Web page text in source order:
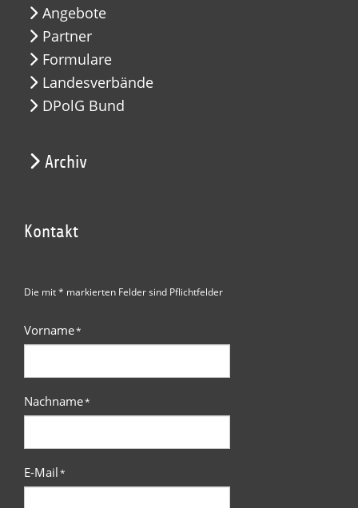
Angebote
Partner
Formulare
Landesverbände
DPolG Bund
Archiv
Kontakt
Die mit * markierten Felder sind Pflichtfelder
Vorname*
Nachname*
E-Mail*